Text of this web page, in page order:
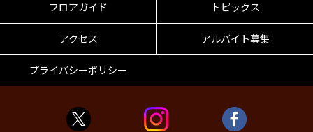
フロアガイド トピックス
アクセス アルバイト募集
プライバシーポリシー